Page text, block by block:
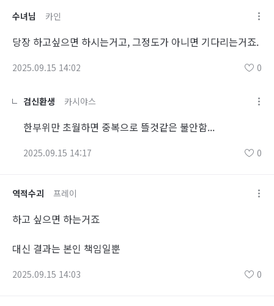
수녀님 카인
당장 하고싶으면 하시는거고, 그정도가 아니면 기다리는거죠.
2025.09.15 14:02 0
검신환생 카시야스
한부위만 초월하면 중복으로 뜰것같은 불안함...
2025.09.15 14:17 0
역적수괴 프레이
하고 싶으면 하는거죠
대신 결과는 본인 책임일뿐
2025.09.15 14:03 0